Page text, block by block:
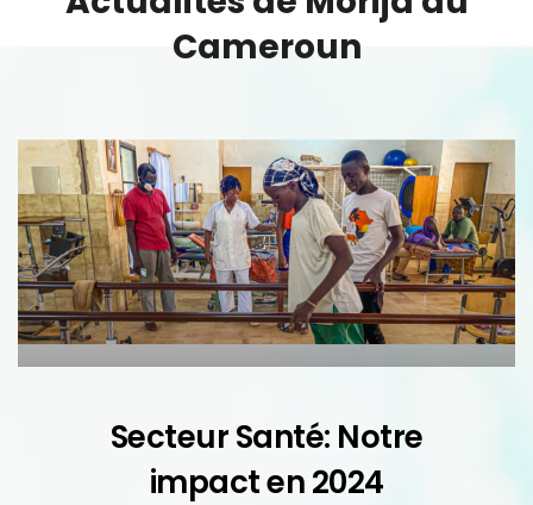
Cameroun
Secteur Santé: Notre
impact en 2024